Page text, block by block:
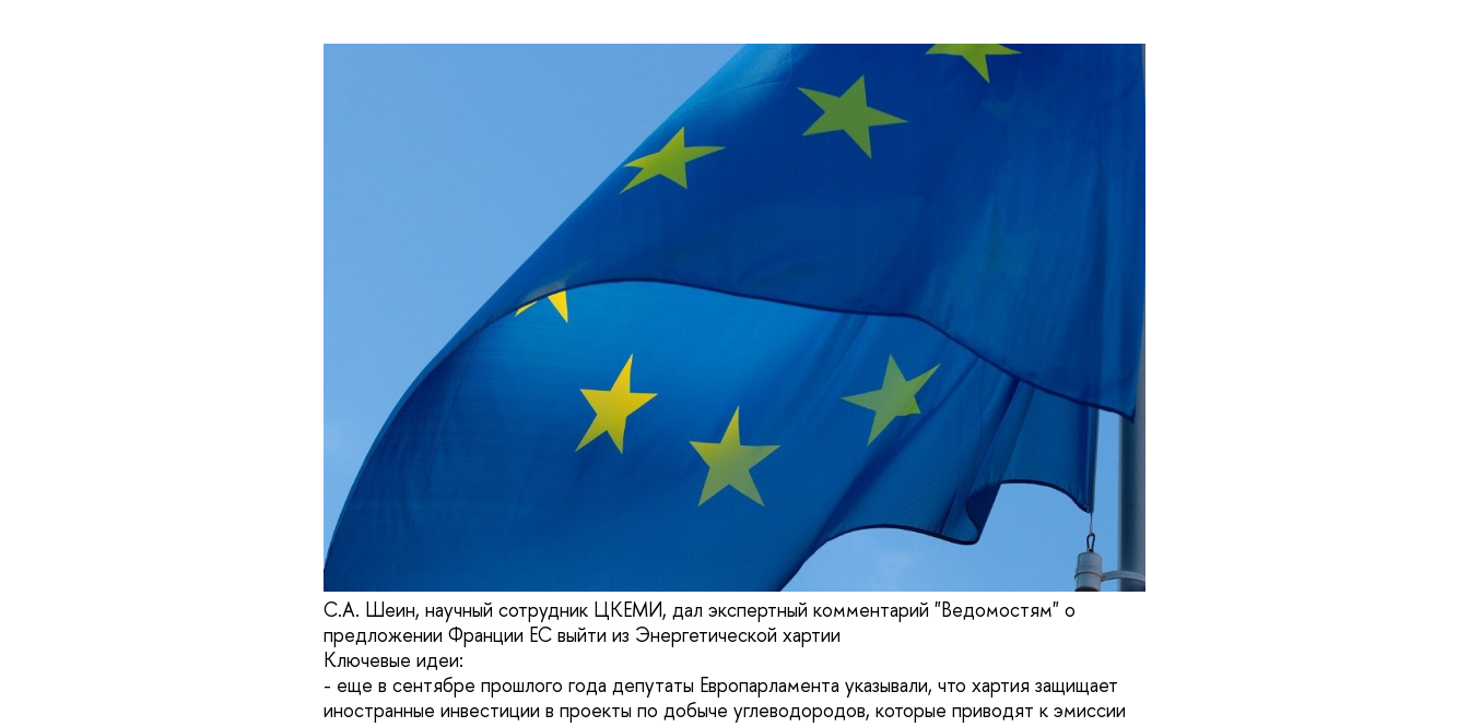
С.А. Шеин, научный сотрудник ЦКЕМИ, дал экспертный комментарий "Ведомостям" о
предложении Франции ЕС выйти из Энергетической хартии
Ключевые идеи:
- еще в сентябре прошлого года депутаты Европарламента указывали, что хартия защищает
иностранные инвестиции в проекты по добыче углеводородов, которые приводят к эмиссии